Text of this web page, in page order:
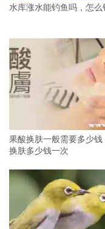
水库涨水能钓鱼吗，怎么
果酸换肤一般需要多少钱
换肤多少钱一次